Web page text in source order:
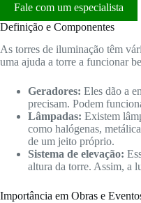
Fale com um especialista
Definição e Componentes
As torres de iluminação têm
uma ajuda a torre a funcionar
Geradores: Eles dão a
precisam. Podem
Lâmpadas: Existem
como halógenas,
de um jeito próprio.
Sistema de elevação:
altura da torre. Assim, a
Importância em Obras e